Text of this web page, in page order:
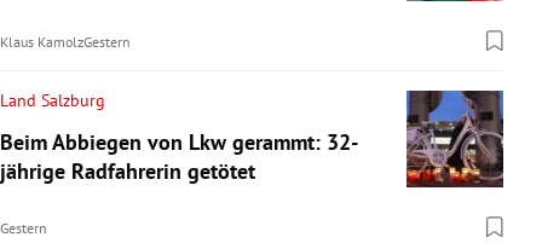
Klaus KamolzGestern
Land Salzburg
Beim Abbiegen von Lkw gerammt: 32-
jährige Radfahrerin getötet
Gestern